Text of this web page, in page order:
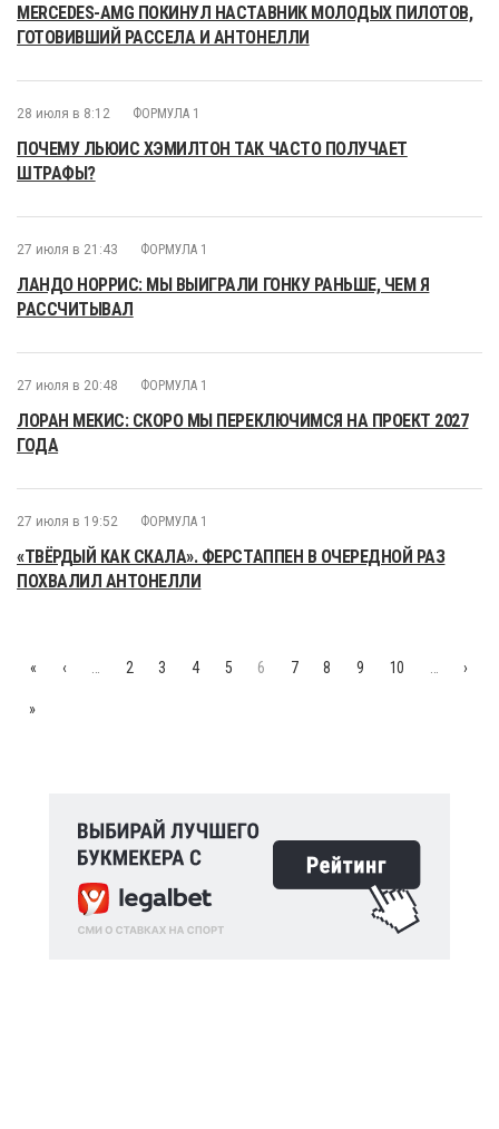
MERCEDES-AMG ПОКИНУЛ НАСТАВНИК МОЛОДЫХ ПИЛОТОВ,
ГОТОВИВШИЙ РАССЕЛА И АНТОНЕЛЛИ
28 июля в 8:12 ФОРМУЛА 1
ПОЧЕМУ ЛЬЮИС ХЭМИЛТОН ТАК ЧАСТО ПОЛУЧАЕТ
ШТРАФЫ?
27 июля в 21:43 ФОРМУЛА 1
ЛАНДО НОРРИС: МЫ ВЫИГРАЛИ ГОНКУ РАНЬШЕ, ЧЕМ Я
РАССЧИТЫВАЛ
27 июля в 20:48 ФОРМУЛА 1
ЛОРАН МЕКИС: СКОРО МЫ ПЕРЕКЛЮЧИМСЯ НА ПРОЕКТ 2027
ГОДА
27 июля в 19:52 ФОРМУЛА 1
«ТВЁРДЫЙ КАК СКАЛА». ФЕРСТАППЕН В ОЧЕРЕДНОЙ РАЗ
ПОХВАЛИЛ АНТОНЕЛЛИ
« ‹ 2 3 4 5 6 7 8 9 10 ›
»